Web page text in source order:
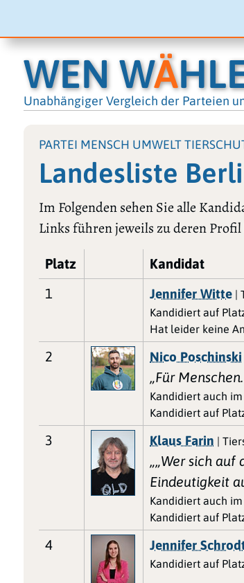
WEN WÄ
Unabhängiger Vergleich der Parteien
PARTEI MENSCH UMWELT
Landesliste
Im Folgenden sehen Sie alle
Links führen jeweils zu deren Profil
Platz
Kandidat
1
Jennifer Witte |
Kandidiert auf
Hat leider keine
2 Nico Poschinski
„Für
Kandidiert auch
Kandidiert auf
3 Klaus Farin |
„„Wer sich
Eindeutigkeit
Kandidiert auch
Kandidiert auf
4 Jennifer
Kandidiert auf